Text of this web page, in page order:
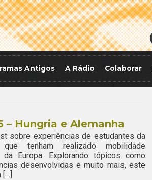
Antigos A Rádio Colaborar
– Hungria e Alemanha
sobre experiências de estudantes da
tenham realizado mobilidade
Europa. Explorando tópicos como
desenvolvidas e muito mais, este
[…]